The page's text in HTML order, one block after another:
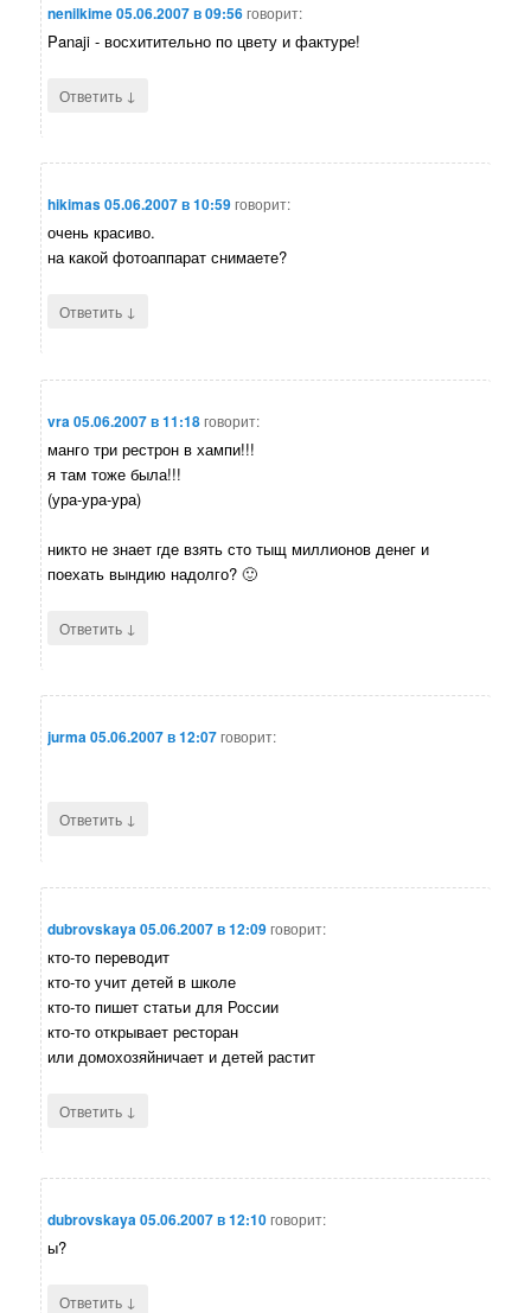
nenilkime05.06.2007 в 09:56говорит:
Panaji - восхитительно по цвету и фактуре!
Ответить ↓
hikimas05.06.2007 в 10:59говорит:
очень красиво.
на какой фотоаппарат снимаете?
Ответить ↓
vra05.06.2007 в 11:18говорит:
манго три рестрон в хампи!!!
я там тоже была!!!
(ура-ура-ура)
никто не знает где взять сто тыщ миллионов денег и
поехать вындию надолго? 🙂
Ответить ↓
jurma05.06.2007 в 12:07говорит:
Ответить ↓
dubrovskaya05.06.2007 в 12:09говорит:
кто-то переводит
кто-то учит детей в школе
кто-то пишет статьи для России
кто-то открывает ресторан
или домохозяйничает и детей растит
Ответить ↓
dubrovskaya05.06.2007 в 12:10говорит:
ы?
Ответить ↓